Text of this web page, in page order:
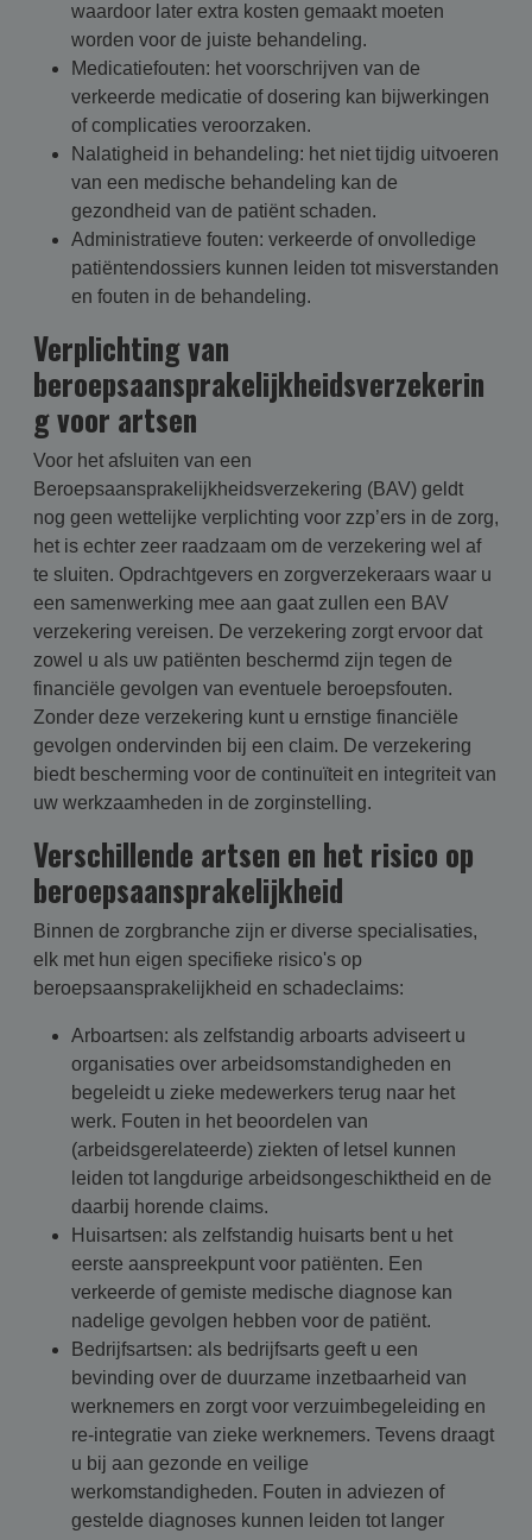
waardoor later extra kosten gemaakt moeten
worden voor de juiste behandeling.
Medicatiefouten: het voorschrijven van de
verkeerde medicatie of dosering kan bijwerkingen
of complicaties veroorzaken.
Nalatigheid in behandeling: het niet tijdig uitvoeren
van een medische behandeling kan de
gezondheid van de patiënt schaden.
Administratieve fouten: verkeerde of onvolledige
patiëntendossiers kunnen leiden tot misverstanden
en fouten in de behandeling.
Verplichting van
beroepsaansprakelijkheidsverzekerin
g voor artsen
Voor het afsluiten van een
Beroepsaansprakelijkheidsverzekering (BAV) geldt
nog geen wettelijke verplichting voor zzp’ers in de zorg,
het is echter zeer raadzaam om de verzekering wel af
te sluiten. Opdrachtgevers en zorgverzekeraars waar u
een samenwerking mee aan gaat zullen een BAV
verzekering vereisen. De verzekering zorgt ervoor dat
zowel u als uw patiënten beschermd zijn tegen de
financiële gevolgen van eventuele beroepsfouten.
Zonder deze verzekering kunt u ernstige financiële
gevolgen ondervinden bij een claim. De verzekering
biedt bescherming voor de continuïteit en integriteit van
uw werkzaamheden in de zorginstelling.
Verschillende artsen en het risico op
beroepsaansprakelijkheid
Binnen de zorgbranche zijn er diverse specialisaties,
elk met hun eigen specifieke risico's op
beroepsaansprakelijkheid en schadeclaims:
Arboartsen: als zelfstandig arboarts adviseert u
organisaties over arbeidsomstandigheden en
begeleidt u zieke medewerkers terug naar het
werk. Fouten in het beoordelen van
(arbeidsgerelateerde) ziekten of letsel kunnen
leiden tot langdurige arbeidsongeschiktheid en de
daarbij horende claims.
Huisartsen: als zelfstandig huisarts bent u het
eerste aanspreekpunt voor patiënten. Een
verkeerde of gemiste medische diagnose kan
nadelige gevolgen hebben voor de patiënt.
Bedrijfsartsen: als bedrijfsarts geeft u een
bevinding over de duurzame inzetbaarheid van
werknemers en zorgt voor verzuimbegeleiding en
re-integratie van zieke werknemers. Tevens draagt
u bij aan gezonde en veilige
werkomstandigheden. Fouten in adviezen of
gestelde diagnoses kunnen leiden tot langer